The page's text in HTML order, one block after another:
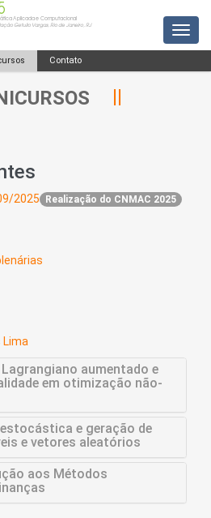
Aplicada e Computacional
Getulio Vargas, Rio de Janeiro, RJ
Contato
2025 Realização do CNMAC 2025
Lima
aumentado e
em otimização não-
e geração de
e vetores aleatórios
aos Métodos